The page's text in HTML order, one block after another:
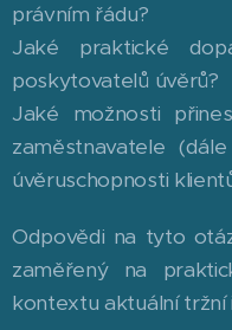
právním řádu?
Jaké praktické
poskytovatelů úvěrů?
Jaké možnosti
zaměstnavatele
úvěruschopnosti
Odpovědi na tyto
zaměřený na
kontextu aktuální